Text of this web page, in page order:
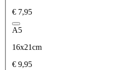
€ 7,95
A5
16x21cm
€ 9,95